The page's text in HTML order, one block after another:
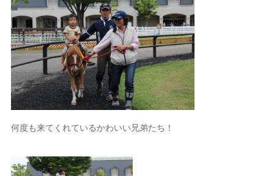
何度も来てくれているかわいい兄弟たち！